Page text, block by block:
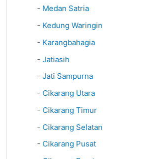
- Medan Satria
- Kedung Waringin
- Karangbahagia
- Jatiasih
- Jati Sampurna
- Cikarang Utara
- Cikarang Timur
- Cikarang Selatan
- Cikarang Pusat